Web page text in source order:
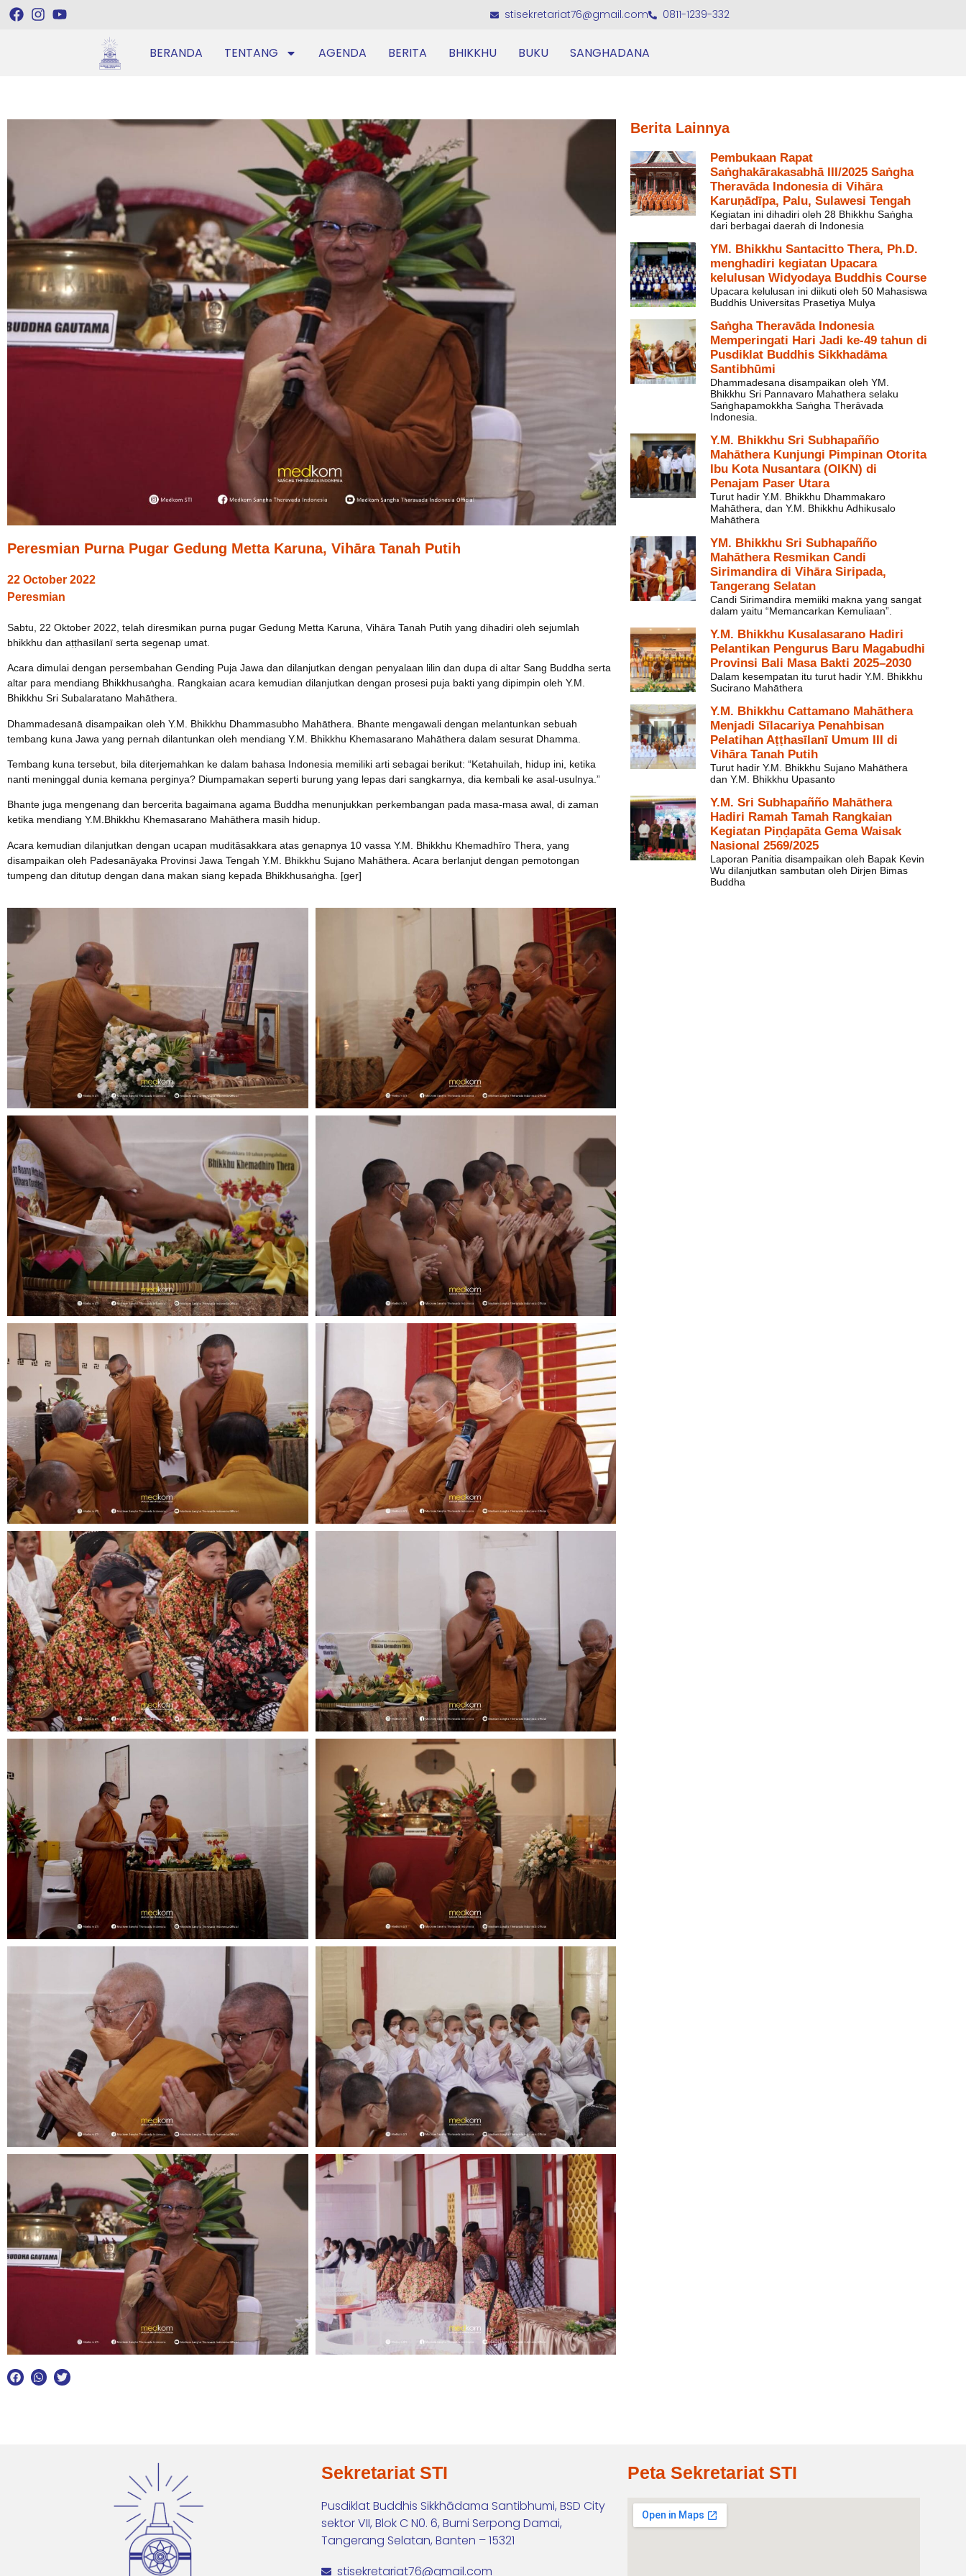
stisekretariat76@gmail.com 0811-1239-332
BERANDA TENTANG AGENDA BERITA BHIKKHU BUKU SANGHADANA
Peresmian Purna Pugar Gedung Metta Karuna, Vihāra Tanah Putih
22 October 2022
Peresmian
Sabtu, 22 Oktober 2022, telah diresmikan purna pugar Gedung Metta Karuna, Vihāra Tanah Putih yang dihadiri oleh sejumlah
bhikkhu dan aṭṭhasīlanī serta segenap umat.
Acara dimulai dengan persembahan Gending Puja Jawa dan dilanjutkan dengan penyalaan lilin dan dupa di altar Sang Buddha serta
altar para mendiang Bhikkhusaṅgha. Rangkaian acara kemudian dilanjutkan dengan prosesi puja bakti yang dipimpin oleh Y.M.
Bhikkhu Sri Subalaratano Mahāthera.
Dhammadesanā disampaikan oleh Y.M. Bhikkhu Dhammasubho Mahāthera. Bhante mengawali dengan melantunkan sebuah
tembang kuna Jawa yang pernah dilantunkan oleh mendiang Y.M. Bhikkhu Khemasarano Mahāthera dalam sesurat Dhamma.
Tembang kuna tersebut, bila diterjemahkan ke dalam bahasa Indonesia memiliki arti sebagai berikut: “Ketahuilah, hidup ini, ketika
nanti meninggal dunia kemana perginya? Diumpamakan seperti burung yang lepas dari sangkarnya, dia kembali ke asal-usulnya.”
Bhante juga mengenang dan bercerita bagaimana agama Buddha menunjukkan perkembangan pada masa-masa awal, di zaman
ketika mendiang Y.M.Bhikkhu Khemasarano Mahāthera masih hidup.
Acara kemudian dilanjutkan dengan ucapan muditāsakkara atas genapnya 10 vassa Y.M. Bhikkhu Khemadhīro Thera, yang
disampaikan oleh Padesanāyaka Provinsi Jawa Tengah Y.M. Bhikkhu Sujano Mahāthera. Acara berlanjut dengan pemotongan
tumpeng dan ditutup dengan dana makan siang kepada Bhikkhusaṅgha. [ger]
Berita Lainnya
Pembukaan Rapat
Saṅghakārakasabhā III/2025 Saṅgha
Theravāda Indonesia di Vihāra
Karuṇādīpa, Palu, Sulawesi Tengah
Kegiatan ini dihadiri oleh 28 Bhikkhu Saṅgha
dari berbagai daerah di Indonesia
YM. Bhikkhu Santacitto Thera, Ph.D.
menghadiri kegiatan Upacara
kelulusan Widyodaya Buddhis Course
Upacara kelulusan ini diikuti oleh 50 Mahasiswa
Buddhis Universitas Prasetiya Mulya
Saṅgha Theravāda Indonesia
Memperingati Hari Jadi ke-49 tahun di
Pusdiklat Buddhis Sikkhadāma
Santibhūmi
Dhammadesana disampaikan oleh YM.
Bhikkhu Sri Pannavaro Mahathera selaku
Saṅghapamokkha Saṅgha Therāvada
Indonesia.
Y.M. Bhikkhu Sri Subhapañño
Mahāthera Kunjungi Pimpinan Otorita
Ibu Kota Nusantara (OIKN) di
Penajam Paser Utara
Turut hadir Y.M. Bhikkhu Dhammakaro
Mahāthera, dan Y.M. Bhikkhu Adhikusalo
Mahāthera
YM. Bhikkhu Sri Subhapañño
Mahāthera Resmikan Candi
Sirimandira di Vihāra Siripada,
Tangerang Selatan
Candi Sirimandira memiiki makna yang sangat
dalam yaitu “Memancarkan Kemuliaan”.
Y.M. Bhikkhu Kusalasarano Hadiri
Pelantikan Pengurus Baru Magabudhi
Provinsi Bali Masa Bakti 2025–2030
Dalam kesempatan itu turut hadir Y.M. Bhikkhu
Sucirano Mahāthera
Y.M. Bhikkhu Cattamano Mahāthera
Menjadi Sīlacariya Penahbisan
Pelatihan Aṭṭhasīlanī Umum III di
Vihāra Tanah Putih
Turut hadir Y.M. Bhikkhu Sujano Mahāthera
dan Y.M. Bhikkhu Upasanto
Y.M. Sri Subhapañño Mahāthera
Hadiri Ramah Tamah Rangkaian
Kegiatan Piṇḍapāta Gema Waisak
Nasional 2569/2025
Laporan Panitia disampaikan oleh Bapak Kevin
Wu dilanjutkan sambutan oleh Dirjen Bimas
Buddha
Sekretariat STI
Pusdiklat Buddhis Sikkhādama Santibhumi, BSD City
sektor VII, Blok C N0. 6, Bumi Serpong Damai,
Tangerang Selatan, Banten – 15321
stisekretariat76@gmail.com
Peta Sekretariat STI